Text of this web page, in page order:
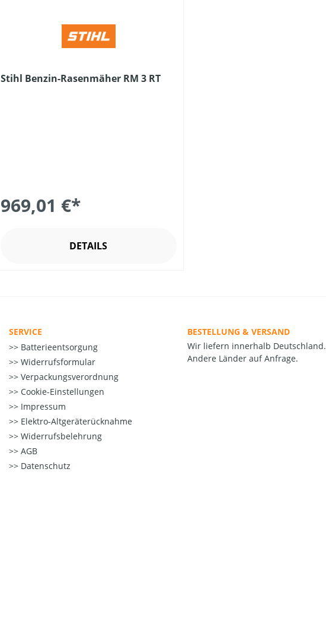
Stihl Benzin-Rasenmäher RM 3 RT
969,01 €*
DETAILS
SERVICE
Batterieentsorgung
Widerrufsformular
Verpackungsverordnung
Cookie-Einstellungen
Impressum
Elektro-Altgeräterücknahme
Widerrufsbelehrung
AGB
Datenschutz
BESTELLUNG & VERSAND
Wir liefern innerhalb Deutschland.
Andere Länder auf Anfrage.